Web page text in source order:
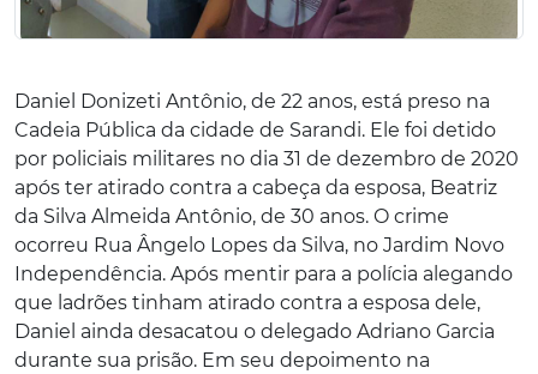
Daniel Donizeti Antônio, de 22 anos, está preso na
Cadeia Pública da cidade de Sarandi. Ele foi detido
por policiais militares no dia 31 de dezembro de 2020
após ter atirado contra a cabeça da esposa, Beatriz
da Silva Almeida Antônio, de 30 anos. O crime
ocorreu Rua Ângelo Lopes da Silva, no Jardim Novo
Independência. Após mentir para a polícia alegando
que ladrões tinham atirado contra a esposa dele,
Daniel ainda desacatou o delegado Adriano Garcia
durante sua prisão. Em seu depoimento na